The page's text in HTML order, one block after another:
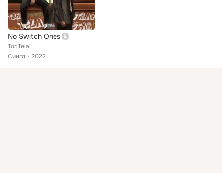
No Switch Ones
ToriTela
Сингл
2022